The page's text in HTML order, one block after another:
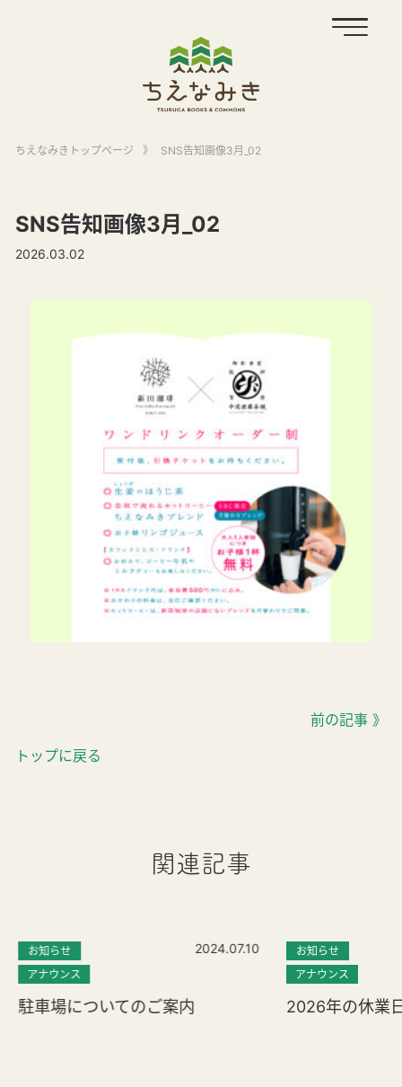
ちえなみきトップページ 》 SNS告知画像3月_02
SNS告知画像3月_02
2026.03.02
トップに戻る
前の記事 》
関連記事
お知らせ
アナウンス
2024.07.10
駐車場についてのご案内
お知らせ
アナウンス
2026年の休業